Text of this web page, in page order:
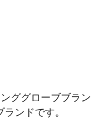
ググローブブラン
ンドです。